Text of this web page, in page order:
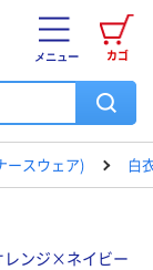
カゴ
メニュー
ースウェア) 白
レンジ×ネイビー